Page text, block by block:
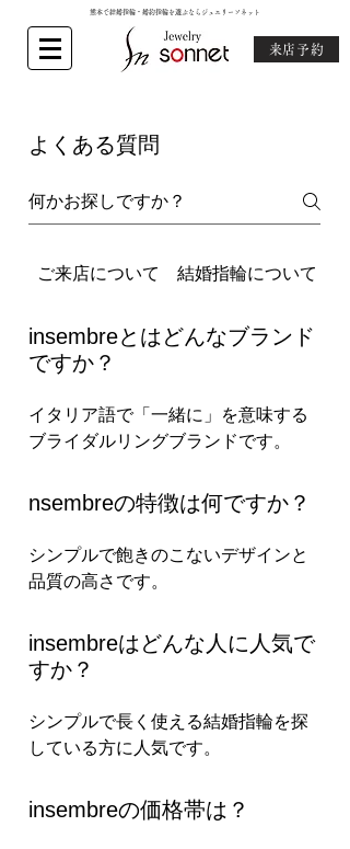
熊本で結婚指輪・婚約指輪を選ぶならジュエリーソネット
来店予約
よくある質問
ご来店について 結婚指輪について
insembreとはどんなブランド
ですか？
イタリア語で「一緒に」を意味する
ブライダルリングブランドです。
nsembreの特徴は何ですか？
シンプルで飽きのこないデザインと
品質の高さです。
insembreはどんな人に人気で
すか？
シンプルで長く使える結婚指輪を探
している方に人気です。
insembreの価格帯は？